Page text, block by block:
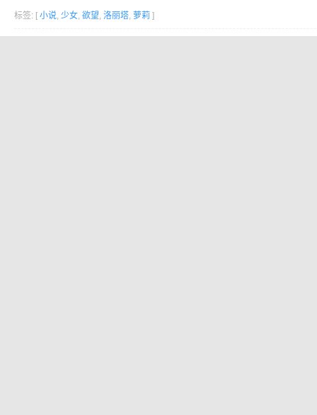
标签: [ 小说, 少女, 欲望, 洛丽塔, 萝莉 ]